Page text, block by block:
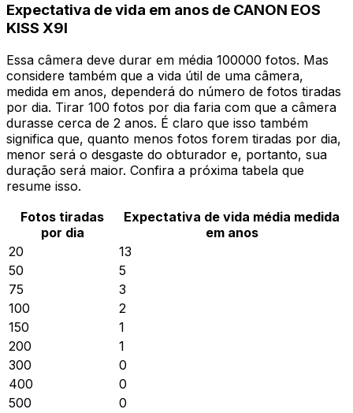
Expectativa de vida em anos de CANON EOS
KISS X9I
Essa câmera deve durar em média 100000 fotos. Mas
considere também que a vida útil de uma câmera,
medida em anos, dependerá do número de fotos tiradas
por dia. Tirar 100 fotos por dia faria com que a câmera
durasse cerca de 2 anos. É claro que isso também
significa que, quanto menos fotos forem tiradas por dia,
menor será o desgaste do obturador e, portanto, sua
duração será maior. Confira a próxima tabela que
resume isso.
Fotos tiradas
por dia
Expectativa de vida média medida
em anos
20
13
50
5
75
3
100
2
150
1
200
1
300
0
400
0
500
0